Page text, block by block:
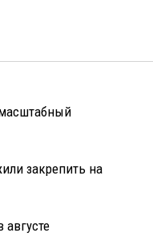
закрепить на